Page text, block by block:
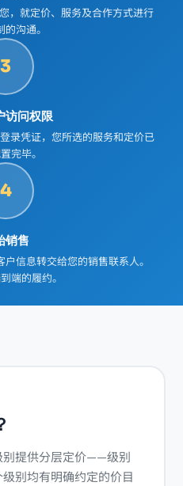
，就定价、服务及合作方式进行
沟通。
3
访问权限
录凭证，您所选的服务和定价已
完毕。
4
销售
信息转交给您的销售联系人。
端的履约。
别提供分层定价——级别
别均有明确约定的价目